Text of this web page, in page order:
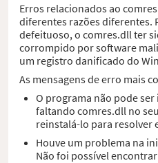
Erros relacionados ao
diferentes razões diferentes.
defeituoso, o comres.dll ter
corrompido por software
um registro danificado do
As mensagens de erro mais
O programa não pode
faltando comres.dll no
reinstalá-lo para resolver
Houve um problema na
Não foi possível